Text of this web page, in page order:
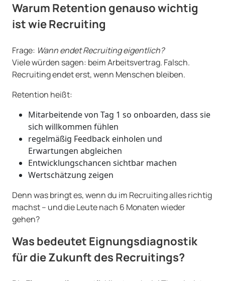
Warum Retention genauso wichtig
ist wie Recruiting
Frage: Wann endet Recruiting eigentlich?
Viele würden sagen: beim Arbeitsvertrag. Falsch.
Recruiting endet erst, wenn Menschen bleiben.
Retention heißt:
Mitarbeitende von Tag 1 so onboarden, dass sie
sich willkommen fühlen
regelmäßig Feedback einholen und
Erwartungen abgleichen
Entwicklungschancen sichtbar machen
Wertschätzung zeigen
Denn was bringt es, wenn du im Recruiting alles richtig
machst – und die Leute nach 6 Monaten wieder
gehen?
Was bedeutet Eignungsdiagnostik
für die Zukunft des Recruitings?